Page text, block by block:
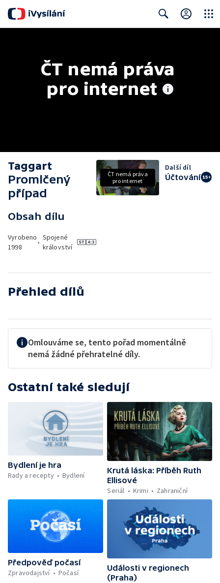
ČT nemá práva
pro internet
Taggart
Promlčený
případ
Obsah dílu
Vyrobeno
1998
•
Spojené
království
ČT nemá práva
pro internet
Další díl
Účtování
Přehled dílů
Omlouváme se, tento pořad momentálně
nemá žádné přehratelné díly.
Ostatní také sledují
Bydlení je hra
Rady a recepty
Bydlení
Krutá láska: Příběh Ruth
Ellisové
Seriál
Krimi Zahraniční
Předpověď počasí
Zpravodajství
Počasí
Události v regionech
(Praha)